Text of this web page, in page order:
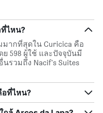
ไหน?
ากที่สุดใน Curicica คือ
ย 598 ผู้ใช้ และปัจจุบันมี
รวมถึง Nacif's Suites
อที่ไหน?